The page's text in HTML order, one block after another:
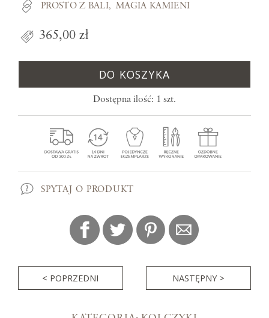
PROSTO Z BALI MAGIA KAMIENI
365,00 zł
DO KOSZYKA
Dostępna ilość: 1 szt.
SPYTAJ O PRODUKT
< POPRZEDNI NASTĘPNY >